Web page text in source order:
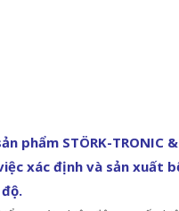
phẩm STÖRK-
xác định và sản xuất